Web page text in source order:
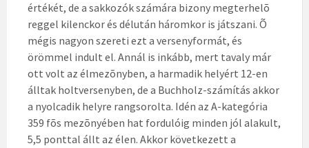
értékét, de a sakkozók számára bizony megterhelõ
reggel kilenckor és délután háromkor is játszani. Õ
mégis nagyon szereti ezt a versenyformát, és
örömmel indult el. Annál is inkább, mert tavaly már
ott volt az élmezõnyben, a harmadik helyért 12-en
álltak holtversenyben, de a Buchholz-számítás akkor
a nyolcadik helyre rangsorolta. Idén az A-kategória
359 fõs mezõnyében hat fordulóig minden jól alakult,
5,5 ponttal állt az élen. Akkor következett a